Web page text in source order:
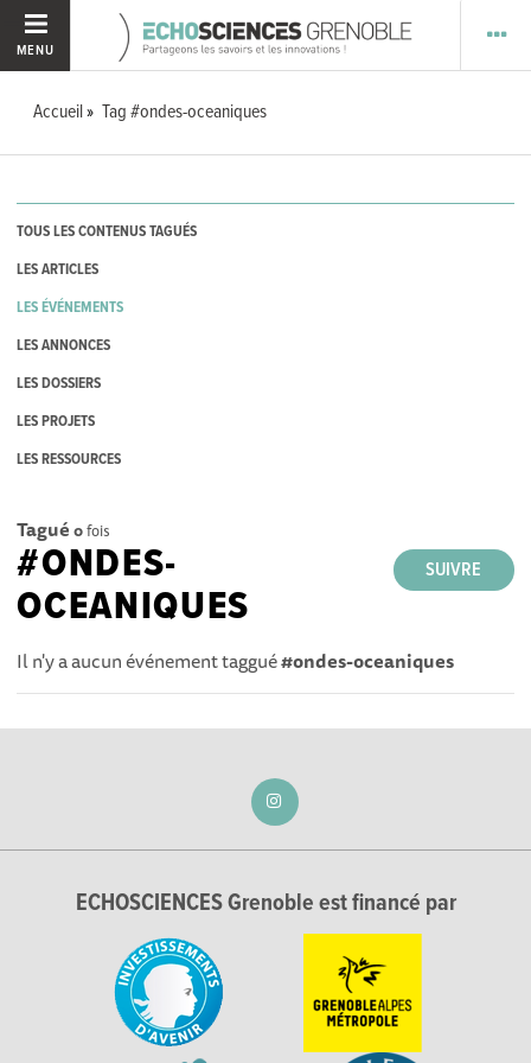
MENU
Accueil Tag #ondes-oceaniques
TOUS LES CONTENUS TAGUÉS
LES ARTICLES
LES ÉVÉNEMENTS
LES ANNONCES
LES DOSSIERS
LES PROJETS
LES RESSOURCES
Tagué 0fois
SUIVRE
#ONDES-
OCEANIQUES
Il n'y a aucun événement taggué#ondes-oceaniques
ECHOSCIENCES Grenoble est financé par